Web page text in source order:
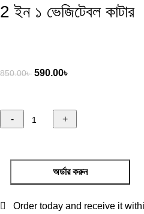
2 ইন ১ ভেজিটেবল কাটার
850.00৳ 590.00৳
অর্ডার করুন
Order today and receive it